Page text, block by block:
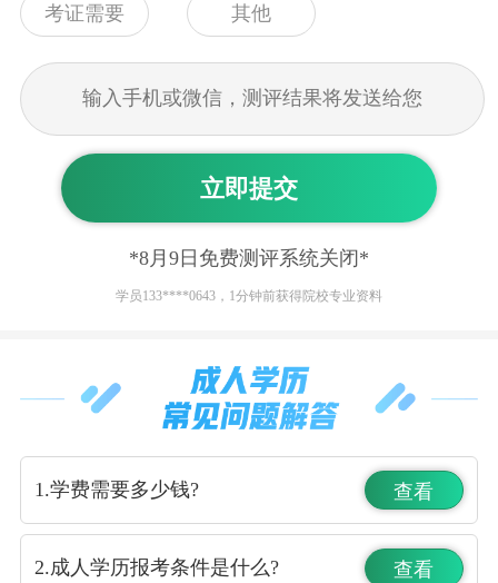
考证需要 其他
*8 月 9日免费测评系统关闭*
学员133****0643，1分钟前获得院校专业资料
学员150****0860，6分钟前获得院校专业资料
学员187****7503，6分钟前获得院校专业资料
学员186****5064，8分钟前获得院校专业资料
学员131****2756，9分钟前获得院校专业资料
学员158****0147，10分钟前获得院校专业资料
学员183****5573，1分钟前获得院校专业资料
1.学费需要多少钱? 查看
2.成人学历报考条件是什么? 查看